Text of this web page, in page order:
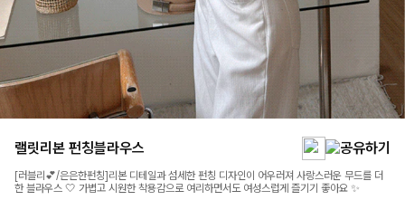
랠릿리본 펀칭블라우스
[러블리💕/은은한펀칭]리본 디테일과 섬세한 펀칭 디자인이 어우러져 사랑스러운 무드를 더
한 블라우스 🤍 가볍고 시원한 착용감으로 여리하면서도 여성스럽게 즐기기 좋아요 ✨